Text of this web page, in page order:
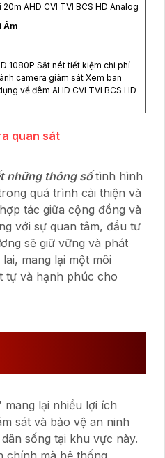
AHD CVI TVI BCS HD Analog
Âm
1080P Sắt nét tiết kiệm chi phí
camera giám sát Xem ban
về đêm AHD CVI TVI BCS HD
quan sát
những thông sốtình hình
quá trình cải thiện và
tác giữa cộng đồng và
với sự quan tâm, đầu tư
sẽ giữ vững và phát
mang lại một môi
tự và hạnh phúc cho
lại nhiều lợi ích
sát và bảo vệ an ninh
sống tại khu vực này.
chính mà hệ thống